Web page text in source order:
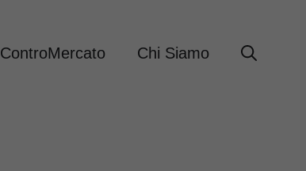
ControMercato Chi Siamo